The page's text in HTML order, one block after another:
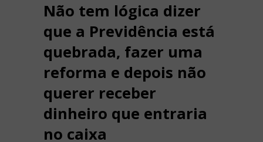
Não tem lógica dizer
que a Previdência está
quebrada, fazer uma
reforma e depois não
querer receber
dinheiro que entraria
no caixa